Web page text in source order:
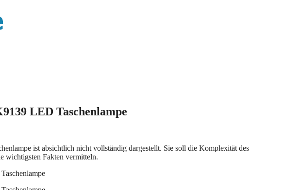
LED Taschenlampe
ist absichtlich nicht vollständig dargestellt. Sie soll die Komplexität des
wichtigsten Fakten vermitteln.